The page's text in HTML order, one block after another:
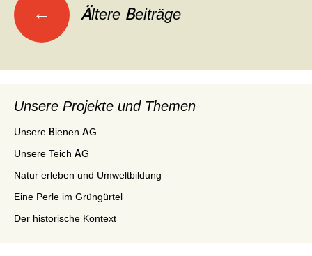
Beitrags-
Navigation
← Ältere Beiträge
Unsere Projekte und Themen
Unsere Bienen AG
Unsere Teich AG
Natur erleben und Umweltbildung
Eine Perle im Grüngürtel
Der historische Kontext